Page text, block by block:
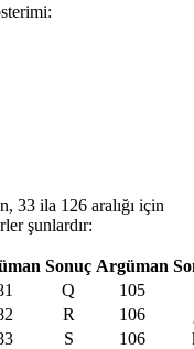
33 ila 126 aralığı için
şunlardır:
Sonuç Argüman
Q
105
R
106
S 106